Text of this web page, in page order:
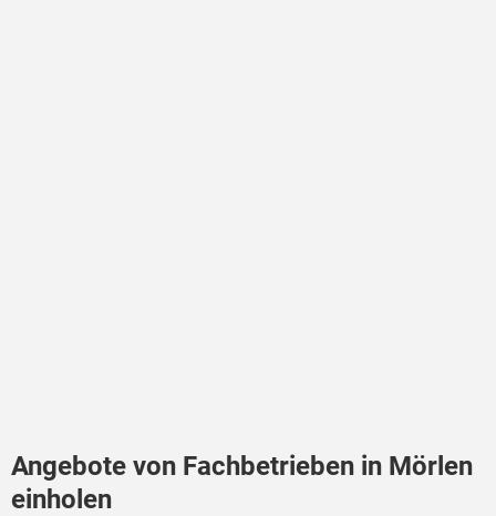
Angebote von Fachbetrieben in Mörlen
einholen